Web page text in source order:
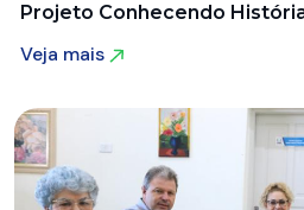
Projeto Conhecendo
Veja mais